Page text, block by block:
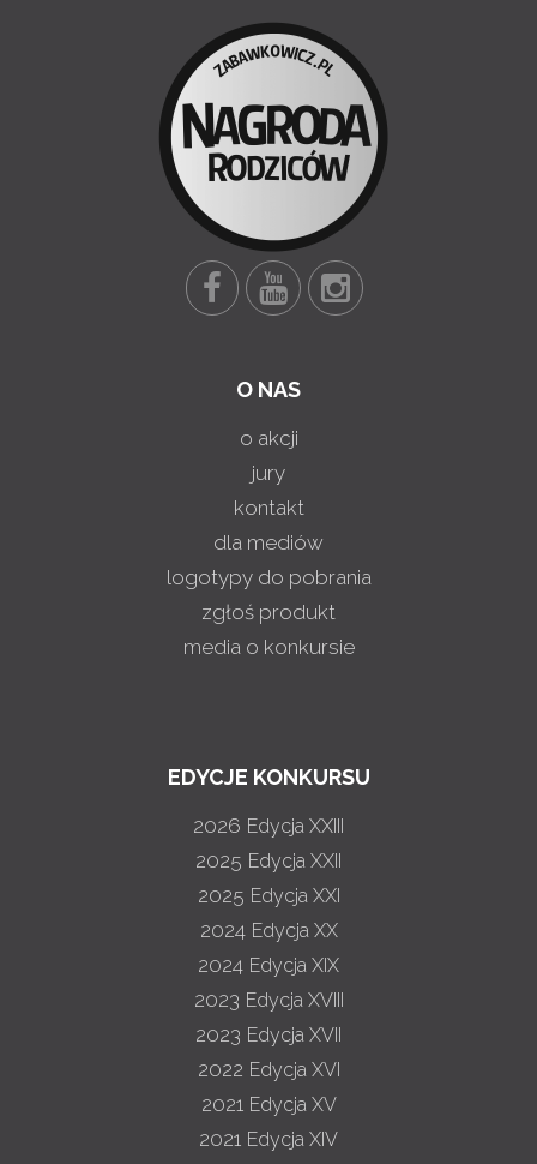
O NAS
o akcji
jury
kontakt
dla mediów
logotypy do pobrania
zgłoś produkt
media o konkursie
EDYCJE KONKURSU
2026 Edycja XXIII
2025 Edycja XXII
2025 Edycja XXI
2024 Edycja XX
2024 Edycja XIX
2023 Edycja XVIII
2023 Edycja XVII
2022 Edycja XVI
2021 Edycja XV
2021 Edycja XIV